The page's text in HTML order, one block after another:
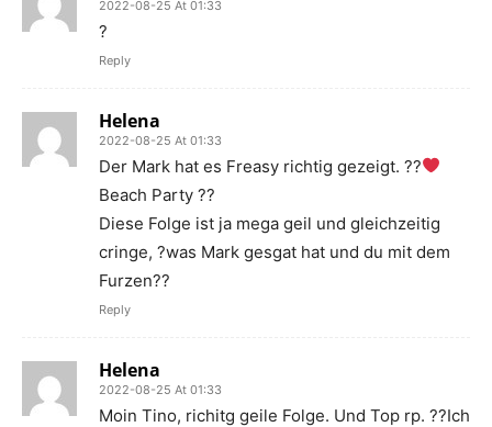
2022-08-25 At 01:33
?
Reply
Helena
2022-08-25 At 01:33
Der Mark hat es Freasy richtig gezeigt. ??
Beach Party ??
Diese Folge ist ja mega geil und gleichzeitig
cringe, ?was Mark gesgat hat und du mit dem
Furzen??
Reply
Helena
2022-08-25 At 01:33
Moin Tino, richitg geile Folge. Und Top rp. ??Ich